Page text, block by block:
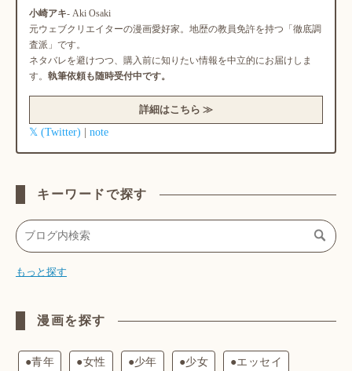
小崎アキ- Aki Osaki
元ウェブクリエイターの漫画愛好家。地歴の教員免許を持つ「徹底調
査派」です。
ネタバレを避けつつ、購入前に知りたい情報を中立的にお届けしま
す。 執筆依頼も随時受付中です。
詳細はこちら ≫
𝕏 (Twitter) note
キーワードで探す
もっと探す
漫画を探す
●青年 ●女性 ●少年 ●少女 ●エッセイ